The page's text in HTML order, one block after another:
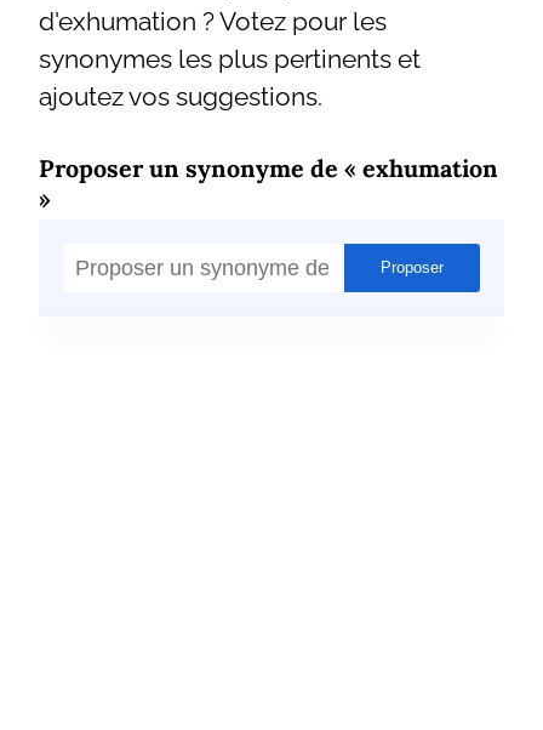
d'exhumation ? Votez pour les
synonymes les plus pertinents et
ajoutez vos suggestions.
Proposer un synonyme de « exhumation
»